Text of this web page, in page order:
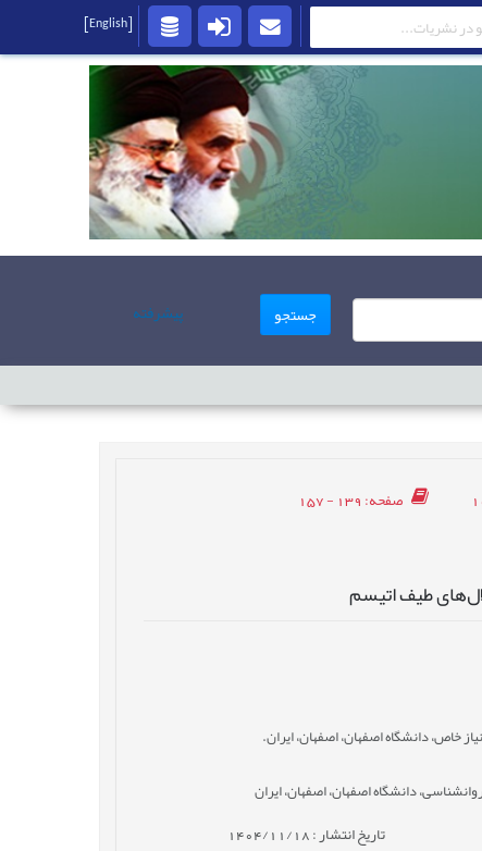
جستجو پیشرفته
صفحه: 139 - 157
طیف اتیسم
خاص، دانشگاه اصفهان، اصفهان، ایران.
دانشگاه اصفهان، اصفهان، ایران
تاریخ انتشار : 1404/11/18
[English]